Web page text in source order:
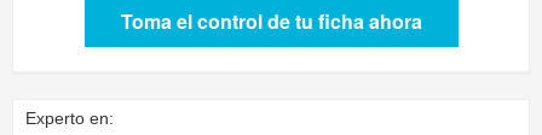
Toma el control de tu ficha ahora
Experto en: